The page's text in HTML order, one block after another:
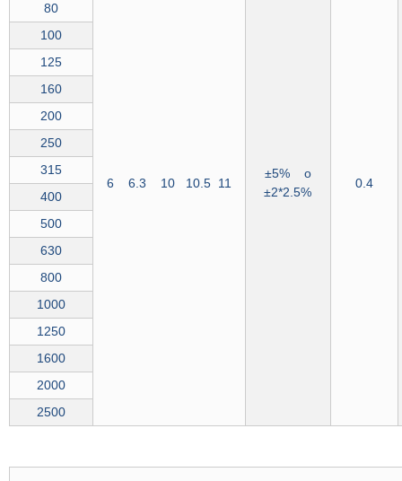
6 6.3 10 10.5 11
±5% o
±2*2.5%
0.4
80
100
125
160
200
250
315
400
500
630
800
1000
1250
1600
2000
2500